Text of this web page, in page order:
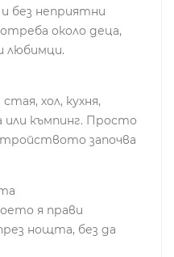
без неприятни
около деца,
любимци.
хол, кухня,
или къмпинг. Просто
започва
я прави
нощта, без да